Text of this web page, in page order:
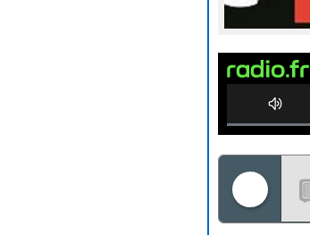
0%
Complete